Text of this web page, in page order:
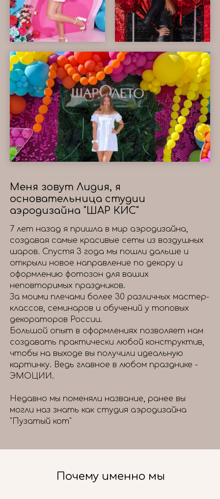
Меня зовут Лидия, я
основательница студии
аэродизайна "ШАР КИС"
7 лет назад я пришла в мир аэродизайна,
создавая самые красивые сеты из воздушных
шаров. Спустя 3 года мы пошли дальше и
открыли новое направление по декору и
оформлению фотозон для ваших
неповторимых праздников.
За моими плечами более 30 различных мастер-
классов, семинаров и обучений у топовых
декораторов России.
Большой опыт в оформлениях позволяет нам
создавать практически любой конструктив,
чтобы на выходе вы получили идеальную
картинку. Ведь главное в любом празднике -
ЭМОЦИИ.
Недавно мы поменяли название, ранее вы
могли наз знать как студия аэродизайна
"Пузатый кот"
Почему именно мы